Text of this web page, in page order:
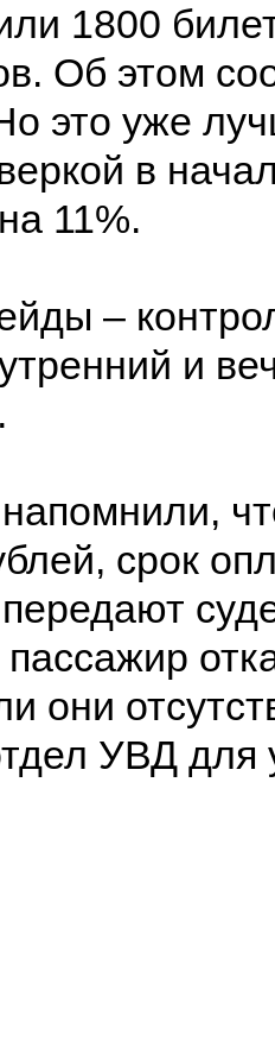
1800
Об этом
это уже
в
11%.
–
и
срок
они
УВД для